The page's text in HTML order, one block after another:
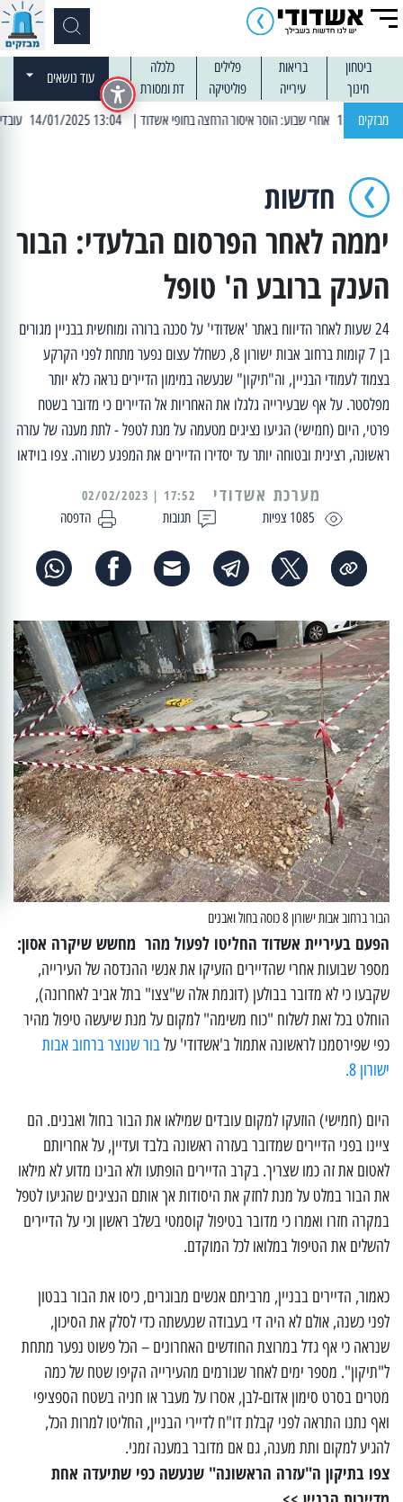
ביטחון בריאות פלילים
כלכלה
חינוך
עירייה פוליטיקה דת ומסורת
עוד נושאים
מבזקים | 13:04 14/01/2025 עובדים בלילות: עבודות קרצוף וריבוד אספלט
חדשות
יממה לאחר הפרסום הבלעדי: הבור
הענק ברובע ה' טופל
24 שעות לאחר הדיווח באתר 'אשדודי' על סכנה ברורה ומוחשית בבניין מגורים
בן 7 קומות ברחוב אבות ישורון 8, כשחלל עצום נפער מתחת לפני הקרקע
בצמוד לעמודי הבניין, וה"תיקון" שנעשה במימון הדיירים נראה כלא יותר
מפלסטר. על אף שבעירייה גלגלו את האחריות אל הדיירים כי מדובר בשטח
פרטי, היום (חמישי) הגיעו נציגים מטעמה על מנת לטפל - לתת מענה של עזרה
ראשונה, רצינית ובטוחה יותר עד יסדירו הדיירים את המפגע כשורה. צפו בוידאו
1085 צפיות תגובות הדפסה
מערכת אשדודי 17:52 | 02/02/2023
הבור ברחוב אבות ישורון 8 כוסה בחול ואבנים
הפעם בעיריית אשדוד החליטו לפעול מהר מחשש שיקרה אסון:
מספר שבועות אחרי שהדיירים הזעיקו את אנשי ההנדסה של העירייה,
שקבעו כי לא מדובר בבולען (דוגמת אלה ש"צצו" בתל אביב לאחרונה),
הוחלט בכל זאת לשלוח "כוח משימה" למקום על מנת שיעשה טיפול מהיר
כפי שפירסמנו לראשונה אתמול ב'אשדודי' עלבור שנוצר ברחוב אבות
ישורון 8.
היום (חמישי) הוזעקו למקום עובדים שמילאו את הבור בחול ואבנים. הם
ציינו בפני הדיירים שמדובר בעזרה ראשונה בלבד ועדיין, על אחריותם
לאטום את זה כמו שצריך. בקרב הדיירים הופתעו ולא הבינו מדוע לא מילאו
את הבור במלט על מנת לחזק את היסודות אך אותם הנציגים שהגיעו לטפל
במקרה חזרו ואמרו כי מדובר בטיפול קוסמטי בשלב ראשון וכי על הדיירים
להשלים את הטיפול במלואו לכל המוקדם.
כאמור, הדיירים בבניין, מרביתם אנשים מבוגרים, כיסו את הבור בבטון
לפני כשנה, אולם לא היה די בעבודה שנעשתה כדי לסלק את הסיכון,
שנראה כי אף גדל במרוצת החודשים האחרונים – הכל פשוט נפער מתחת
ל"תיקון". מספר ימים לאחר שגורמים מהעירייה הקיפו שטח של כמה
מטרים בסרט סימון אדום-לבן, אסרו על מעבר או חניה בשטח הספציפי
ואף נתנו התראה לפני קבלת דו"ח לדיירי הבניין, החליטו למרות הכל,
להגיע למקום ותת מענה, גם אם מדובר במענה זמני.
צפו בתיקון ה"עזרה הראשונה" שנעשה כפי שתיעדה אחת